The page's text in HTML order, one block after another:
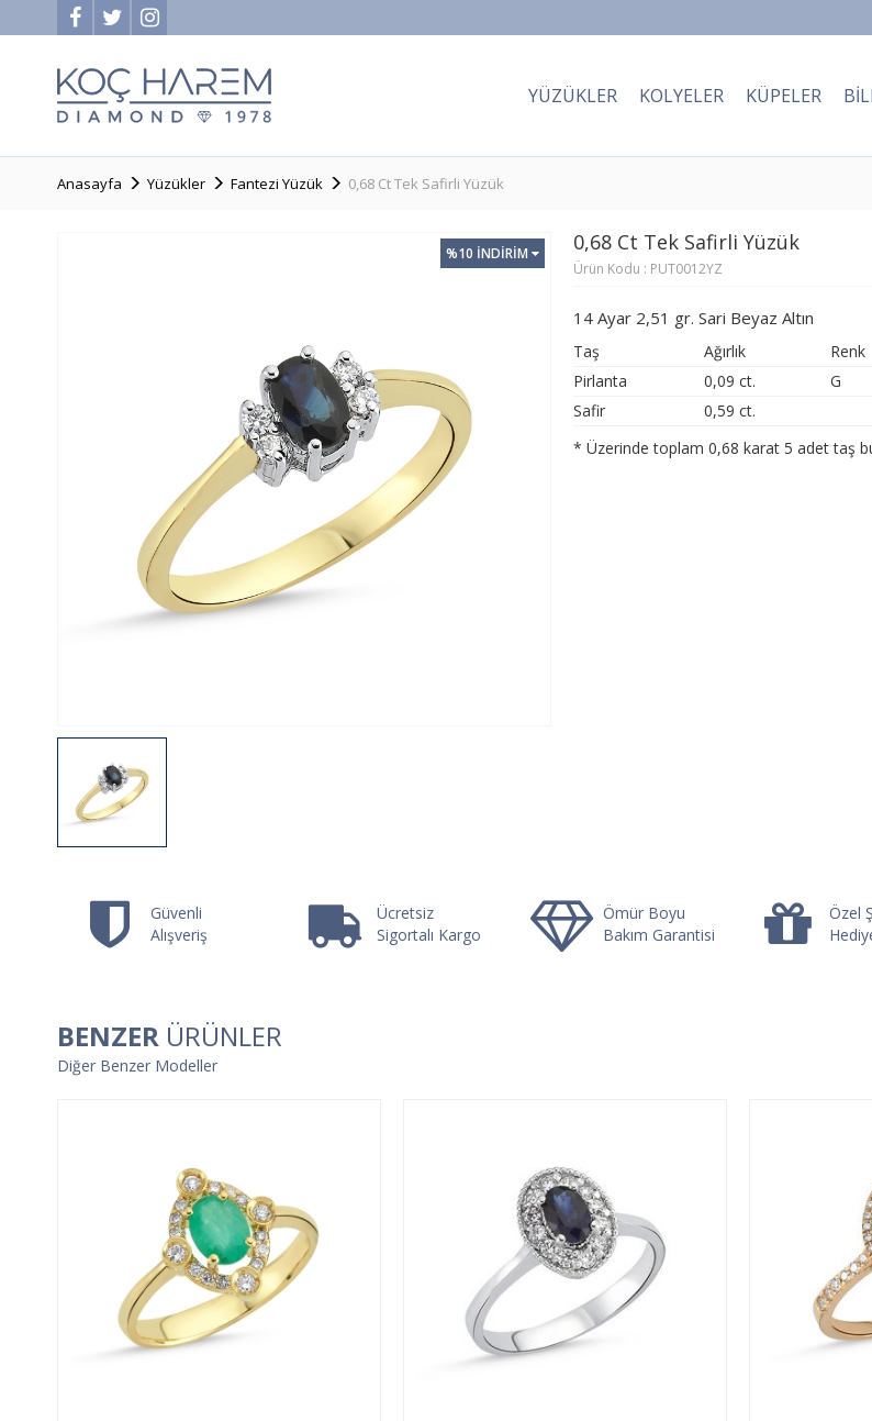
YÜZÜKLER KOLYELER KÜPELER
Anasayfa Yüzükler Fantezi Yüzük 0,68 Ct Tek Safirli Yüzük
%10 İNDİRİM 0,68 Ct Tek Safirli Yüzük
Ürün Kodu : PUT0012YZ
14 Ayar 2,51 gr. Sari Beyaz Altın
Taş Ağırlık Renk
Pirlanta
0,09 ct. G
Safir
0,59 ct.
* Üzerinde toplam 0,68 karat 5 adet taş
Güvenli
Alışveriş
Ücretsiz
Sigortalı Kargo
Ömür Boyu
Bakım Garantisi
Özel
BENZER ÜRÜNLER
Diğer Benzer Modeller